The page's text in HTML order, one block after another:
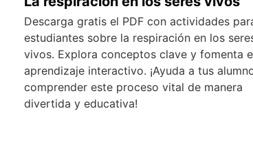
Descarga gratis el PDF con actividades
estudiantes sobre la respiración en los
vivos. Explora conceptos clave y fomenta
aprendizaje interactivo. ¡Ayuda a tus
comprender este proceso vital de manera
divertida y educativa!